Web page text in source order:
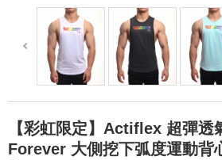
【彩虹限定】Actiflex 超彈透
Forever 大側挖下弧度運動背